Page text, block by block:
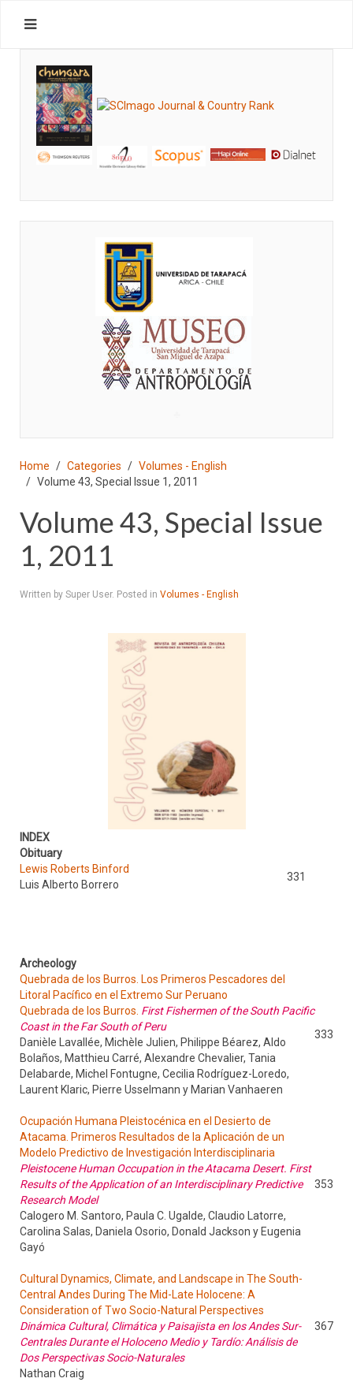
Home Categories
Volumes - English
Volume 43, Special Issue 1, 2011
Volume 43, Special Issue
1, 2011
Written by Super User. Posted in Volumes - English
INDEX
Obituary
Lewis Roberts Binford
331
Luis Alberto Borrero
Archeology
Quebrada de los Burros. Los Primeros Pescadores del
Litoral Pacífico en el Extremo Sur Peruano
Quebrada de los Burros. First Fishermen of the South Pacific
Coast in the Far South of Peru
333
Danièle Lavallée, Michèle Julien, Philippe Béarez, Aldo
Bolaños, Matthieu Carré, Alexandre Chevalier, Tania
Delabarde, Michel Fontugne, Cecilia Rodríguez-Loredo,
Laurent Klaric, Pierre Usselmann y Marian Vanhaeren
Ocupación Humana Pleistocénica en el Desierto de
Atacama. Primeros Resultados de la Aplicación de un
Modelo Predictivo de Investigación Interdisciplinaria
Pleistocene Human Occupation in the Atacama Desert. First
Results of the Application of an Interdisciplinary Predictive
Research Model
353
Calogero M. Santoro, Paula C. Ugalde, Claudio Latorre,
Carolina Salas, Daniela Osorio, Donald Jackson y Eugenia
Gayó
Cultural Dynamics, Climate, and Landscape in The South-
Central Andes During The Mid-Late Holocene: A
Consideration of Two Socio-Natural Perspectives
Dinámica Cultural, Climática y Paisajista en los Andes Sur-
Centrales Durante el Holoceno Medio y Tardío: Análisis de
Dos Perspectivas Socio-Naturales
367
Nathan Craig